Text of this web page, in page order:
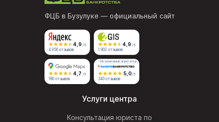
ФЦБ в Бузулуке — официальный сайт
4,9 /5
4 956 отзывов
4,9 /5
1 902 отзывов
4,7 /5
180 отзывов
Независимый агрегатор
5,0/5
340 отзывов
Услуги центра
Консультация юриста по